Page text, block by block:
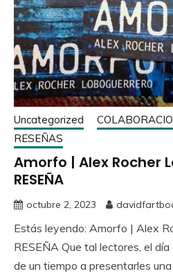
Uncategorized
RESEÑAS
Amorfo | Alex Rocher
RESEÑA
octubre 2, 2023
Estás leyendo: Amorfo | Alex
RESEÑA Que tal lectores, el
de un tiempo a presentarles